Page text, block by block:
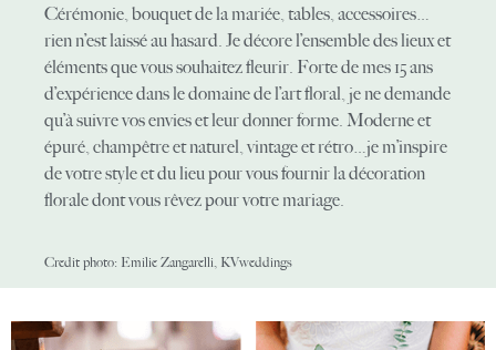
Cérémonie, bouquet de la mariée, tables, accessoires…
rien n’est laissé au hasard. Je décore l’ensemble des lieux et
éléments que vous souhaitez fleurir. Forte de mes 15 ans
d’expérience dans le domaine de l’art floral, je ne demande
qu’à suivre vos envies et leur donner forme. Moderne et
épuré, champêtre et naturel, vintage et rétro…je m’inspire
de votre style et du lieu pour vous fournir la décoration
florale dont vous rêvez pour votre mariage.
Credit photo: Emilie Zangarelli, KVweddings